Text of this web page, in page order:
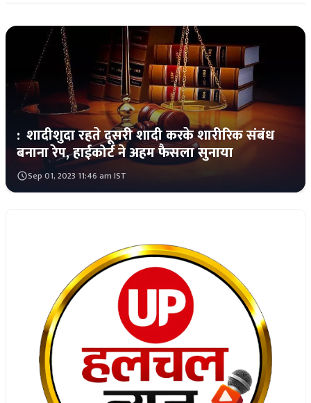
:
बनाना रेप, हाईकोर्ट ने अहम फैसला सुनाया
Sep 01, 2023 11:46 am IST